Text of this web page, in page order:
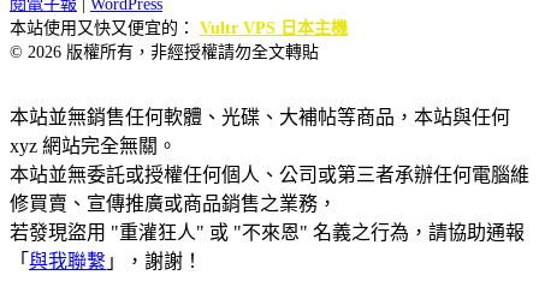
閱電子報
WordPress
本站使用又快又便宜的： Vultr VPS 日本主機
© 2026 版權所有，非經授權請勿全文轉貼
本站並無銷售任何軟體、光碟、大補帖等商品，本站與任何
xyz 網站完全無關。
本站並無委託或授權任何個人、公司或第三者承辦任何電腦維
修買賣、宣傳推廣或商品銷售之業務，
若發現盜用 "重灌狂人" 或 "不來恩" 名義之行為，請協助通報
「 與我聯繫 」，謝謝！